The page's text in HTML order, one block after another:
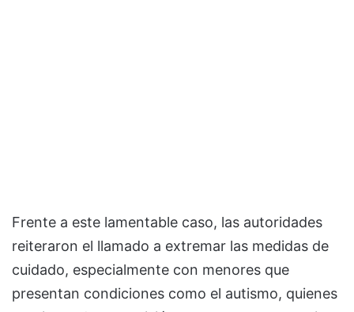
Frente a este lamentable caso, las autoridades
reiteraron el llamado a extremar las medidas de
cuidado, especialmente con menores que
presentan condiciones como el autismo, quienes